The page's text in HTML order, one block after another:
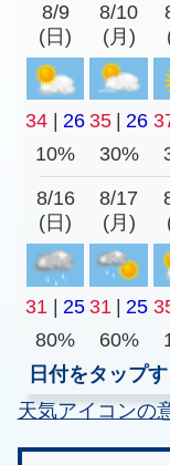
8/9
(日)
8/10
(月)
34 26 35 26
10%
30%
8/16
(日)
8/17
(月)
31 25 31 25
80%
60%
日付をタップ
天気アイコンの